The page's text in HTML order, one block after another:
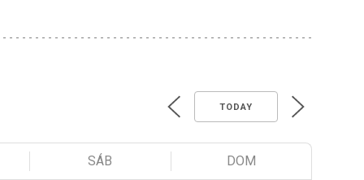
TODAY
SÁB DOM